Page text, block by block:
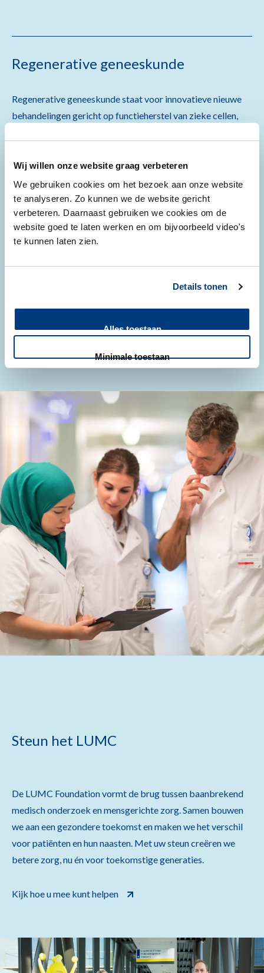
Wij willen onze website graag verbeteren
We gebruiken cookies om het bezoek aan onze website
te analyseren. Zo kunnen we de website gericht
verbeteren. Daarnaast gebruiken we cookies om de
website goed te laten werken en om bijvoorbeeld video's
te kunnen laten zien.
Details tonen
Alles toestaan
Minimale toestaan
Regenerative geneeskunde
Regenerative geneeskunde staat voor innovatieve nieuwe
behandelingen gericht op functieherstel van zieke cellen,
Lees meer
Population health
Population health staat voor duurzame gezondheidszorg
Lees meer
Steun het LUMC
De LUMC Foundation vormt de brug tussen baanbrekend
medisch onderzoek en mensgerichte zorg. Samen bouwen
we aan een gezondere toekomst en maken we het verschil
voor patiënten en hun naasten. Met uw steun creëren we
betere zorg, nu én voor toekomstige generaties.
Kijk hoe u mee kunt helpen